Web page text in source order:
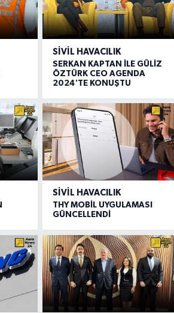
SIVIL HAVACILIK
SERKAN KAPTAN İLE GÜLİZ
ÖZTÜRK CEO AGENDA
2024'TE KONUŞTU
SIVIL HAVACILIK
THY MOBİL UYGULAMASI
GÜNCELLENDİ